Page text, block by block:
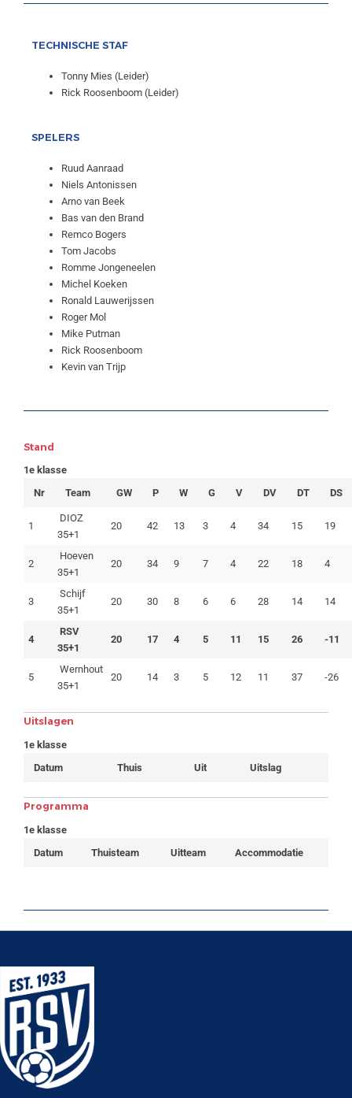
TECHNISCHE STAF
Tonny Mies (Leider)
Rick Roosenboom (Leider)
SPELERS
Ruud Aanraad
Niels Antonissen
Arno van Beek
Bas van den Brand
Remco Bogers
Tom Jacobs
Romme Jongeneelen
Michel Koeken
Ronald Lauwerijssen
Roger Mol
Mike Putman
Rick Roosenboom
Kevin van Trijp
Stand
1e klasse
Nr
Team GW P W G V DV DT DS
1
DIOZ
35+1
20 42 13 3 4 34 15 19
2
Hoeven
35+1
20 34 9 7 4 22 18 4
3
Schijf
35+1
20 30 8 6 6 28 14 14
4
RSV
35+1
20 17 4 5 11 15 26 -11
5
Wernhout
35+1
20 14 3 5 12 11 37 -26
Uitslagen
1e klasse
Datum
Thuis Uit Uitslag
Programma
1e klasse
Datum
Thuisteam Uitteam Accommodatie